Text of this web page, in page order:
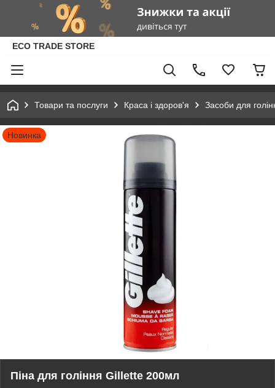
ECO TRADE STORE
Товари та послуги Краса і здоров'я Засоби для
Новинка
Піна для гоління Gillette 200мл